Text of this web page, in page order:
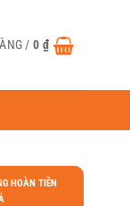
/0 ₫
HOÀN TIỀN